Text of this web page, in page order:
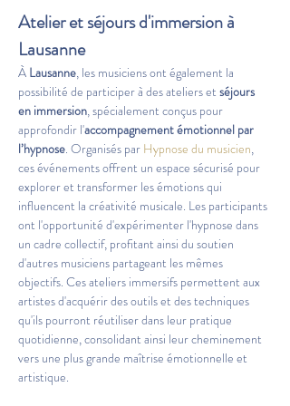
Atelier et séjours d'immersion à
Lausanne
À Lausanne, les musiciens ont également la
possibilité de participer à des ateliers et séjours
en immersion, spécialement conçus pour
approfondir l'accompagnement émotionnel par
l’hypnose. Organisés par Hypnose du musicien,
ces événements offrent un espace sécurisé pour
explorer et transformer les émotions qui
influencent la créativité musicale. Les participants
ont l'opportunité d'expérimenter l'hypnose dans
un cadre collectif, profitant ainsi du soutien
d'autres musiciens partageant les mêmes
objectifs. Ces ateliers immersifs permettent aux
artistes d'acquérir des outils et des techniques
qu'ils pourront réutiliser dans leur pratique
quotidienne, consolidant ainsi leur cheminement
vers une plus grande maîtrise émotionnelle et
artistique.